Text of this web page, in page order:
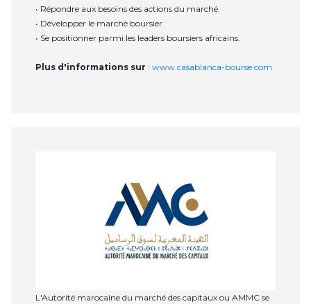
• Répondre aux besoins des actions du marché
• Développer le marché boursier
• Se positionner parmi les leaders boursiers africains.
Plus d'informations sur : www.casablanca-bourse.com
L'Autorité marocaine du marché des capitaux ou AMMC se